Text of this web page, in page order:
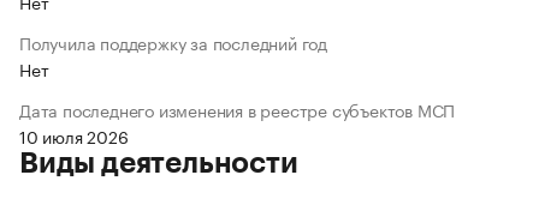
Получила поддержку за последний год
Нет
Дата последнего изменения в реестре субъектов МСП
10 июля 2026
Виды деятельности